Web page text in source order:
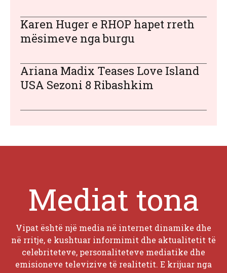
Karen Huger e RHOP hapet rreth
mësimeve nga burgu
Ariana Madix Teases Love Island
USA Sezoni 8 Ribashkim
Mediat tona
Vipat është një media në internet dinamike dhe
në rritje, e kushtuar informimit dhe aktualitetit të
celebriteteve, personaliteteve mediatike dhe
emisioneve televizive të realitetit. E krijuar nga